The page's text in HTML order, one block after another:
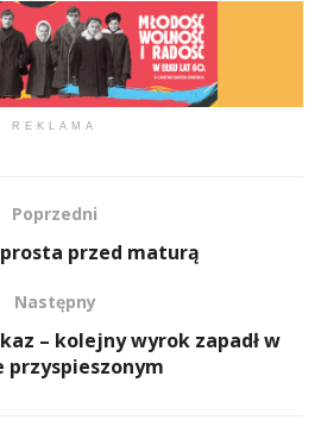
REKLAMA
Poprzedni
przed maturą
Następny
– kolejny wyrok zapadł w
przyspieszonym